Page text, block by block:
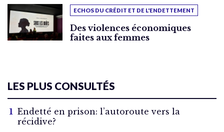
ECHOS DU CRÉDIT ET DE L'ENDETTEMENT
Des violences économiques
faites aux femmes
LES PLUS CONSULTÉS
Endetté en prison: l’autoroute vers la
récidive?